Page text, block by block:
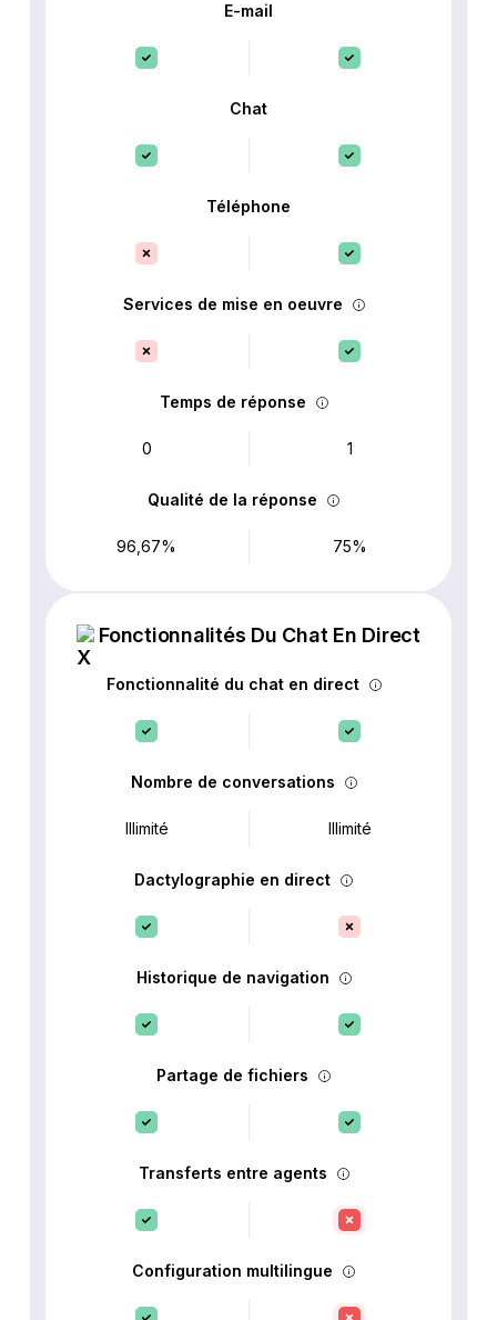
E-mail
Chat
Téléphone
Services de mise en oeuvre
Temps de réponse
0 1
Qualité de la réponse
96,67% 75%
Fonctionnalités Du Chat En Direct
Fonctionnalité du chat en direct
Nombre de conversations
Illimité Illimité
Dactylographie en direct
Historique de navigation
Partage de fichiers
Transferts entre agents
Configuration multilingue